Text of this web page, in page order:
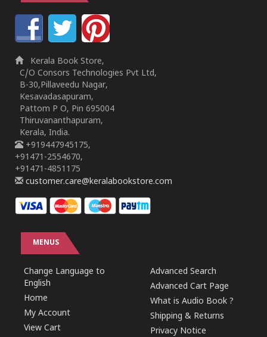
Kerala Book Store,
C/O Consors Technologies Pvt Ltd,
B-30,Pillaveedu Nagar,
Kesavadasapuram,
Pattom P O, Pin 695004
Thiruvananthapuram,
Kerala, India.
+919447945175,
+91471-2554670,
+91471-4851175
customer.care@keralabookstore.com
MENUS
Change Language to
English
Home
My Account
View Cart
Advanced Search
Advanced Cart Page
What is Audio Book ?
Shipping & Returns
Privacy Notice